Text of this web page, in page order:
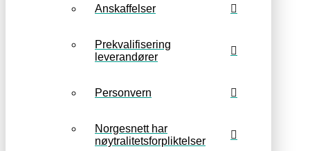
Anskaffelser
Prekvalifisering
leverandører
Personvern
Norgesnett har
nøytralitetsforpliktelser